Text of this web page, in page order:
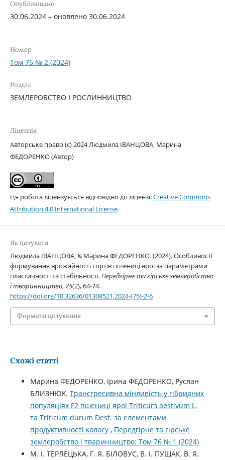
Опубліковано
30.06.2024 – оновлено 30.06.2024
Номер
Том 75 № 2 (2024)
Розділ
ЗЕМЛЕРОБСТВО І РОСЛИННИЦТВО
Ліцензія
Авторське право (c) 2024 Людмила ІВАНЦОВА, Марина
ФЕДОРЕНКО (Автор)
Ця робота ліцензується відповідно до ліцензіїCreative Commons
Attribution 4.0 International License.
Як цитувати
Людмила ІВАНЦОВА, & Марина ФЕДОРЕНКО. (2024). Особливості
формування врожайності сортів пшениці ярої за параметрами
пластичності та стабільності.Передгірне та гірське землеробство
і тваринництво, 75(2), 64-74.
https://doi.org/10.32636/01308521.2024-(75)-2-6
Формати цитування
Схожі статті
Марина ФЕДОРЕНКО, Ірина ФЕДОРЕНКО, Руслан
БЛИЗНЮК, Трансгресивна мінливість у гібридних
популяціях F2 пшениці ярої Triticum aestivum L.
та Triticum durum Desf. за елементами
продуктивності колосу , Передгірне та гірське
землеробство і тваринництво: Том 76 № 1 (2024)
М. І. ТЕРЛЕЦЬКА, Г. Я. БІЛОВУС, В. І. ПУЩАК, В. Я.